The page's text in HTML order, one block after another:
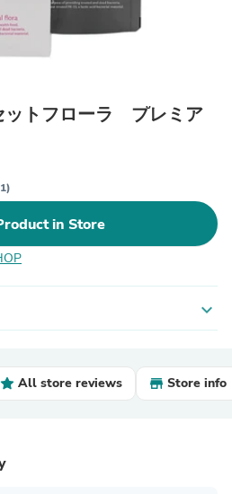
ットフローラ プレミア
in Store
expand_more
All store reviews Store info